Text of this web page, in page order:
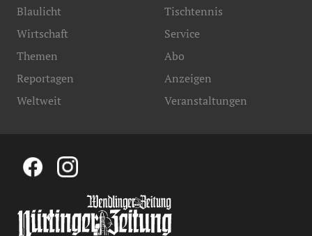
Blaulicht
Tischtennis
Wirtschaft
Themen
Reportagen
Weltweit
Service
Abo
Anzeigen
Veranstaltungen